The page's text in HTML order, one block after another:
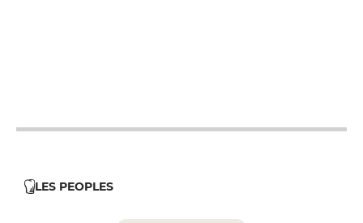
LES PEOPLES